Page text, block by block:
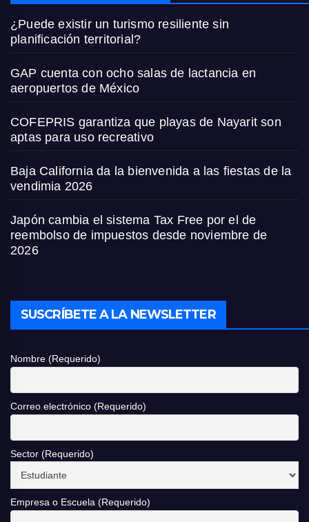
¿Puede existir un turismo resiliente sin
planificación territorial?
GAP cuenta con ocho salas de lactancia en
aeropuertos de México
COFEPRIS garantiza que playas de Nayarit son
aptas para uso recreativo
Baja California da la bienvenida a las fiestas de la
vendimia 2026
Japón cambia el sistema Tax Free por el de
reembolso de impuestos desde noviembre de
2026
SUSCRÍBETE A LA NEWSLETTER
Nombre (Requerido)
Correo electrónico (Requerido)
Sector (Requerido)
Empresa o Escuela (Requerido)